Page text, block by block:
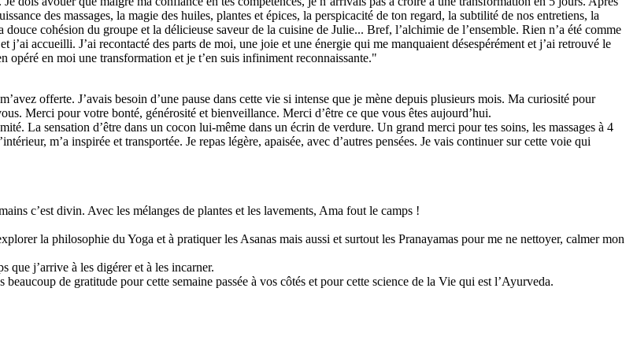
des massages, la magie des huiles, plantes et épices, la perspicacité de ton regard, la subtilité de nos entretiens, la
cohésion du groupe et la délicieuse saveur de la cuisine de Julie... Bref, l’alchimie de l’ensemble. Rien n’a été comme
accueilli. J’ai recontacté des parts de moi, une joie et une énergie qui me manquaient désespérément et j’ai retrouvé le
opéré en moi une transformation et je t’en suis infiniment reconnaissante."
offerte. J’avais besoin d’une pause dans cette vie si intense que je mène depuis plusieurs mois. Ma curiosité pour
Merci pour votre bonté, générosité et bienveillance. Merci d’être ce que vous êtes aujourd’hui.
La sensation d’être dans un cocon lui-même dans un écrin de verdure. Un grand merci pour tes soins, les massages à 4
m’a inspirée et transportée. Je repas légère, apaisée, avec d’autres pensées. Je vais continuer sur cette voie qui
c’est divin. Avec les mélanges de plantes et les lavements, Ama fout le camps !
la philosophie du Yoga et à pratiquer les Asanas mais aussi et surtout les Pranayamas pour me ne nettoyer, calmer mon
que j’arrive à les digérer et à les incarner.
de gratitude pour cette semaine passée à vos côtés et pour cette science de la Vie qui est l’Ayurveda.